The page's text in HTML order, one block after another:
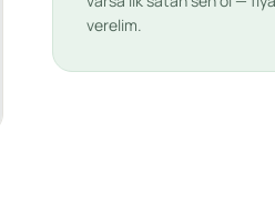
verelim.